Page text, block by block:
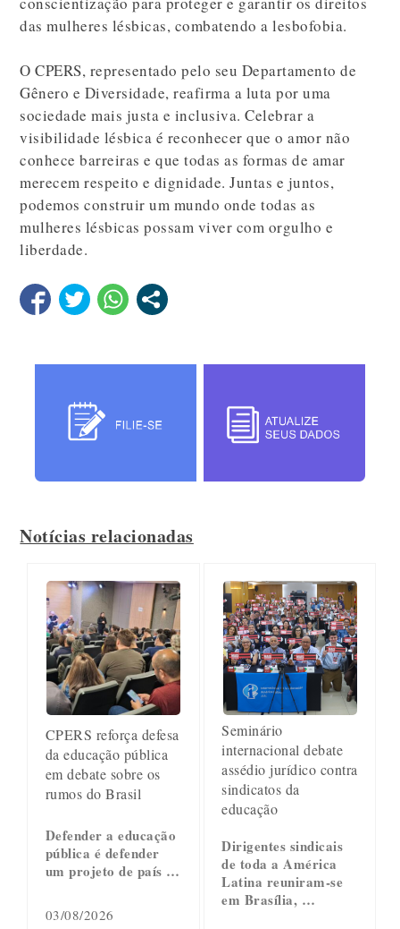
das mulheres lésbicas, combatendo a lesbofobia.
O CPERS, representado pelo seu Departamento de
Gênero e Diversidade, reafirma a luta por uma
sociedade mais justa e inclusiva. Celebrar a
visibilidade lésbica é reconhecer que o amor não
conhece barreiras e que todas as formas de amar
merecem respeito e dignidade. Juntas e juntos,
podemos construir um mundo onde todas as
mulheres lésbicas possam viver com orgulho e
liberdade.
Notícias relacionadas
CPERS reforça defesa
da educação pública
em debate sobre os
rumos do Brasil
Defender a educação
pública é defender
um projeto de país …
03/08/2026
Seminário
internacional debate
assédio jurídico contra
sindicatos da
educação
Dirigentes sindicais
de toda a América
Latina reuniram-se
em Brasília, …